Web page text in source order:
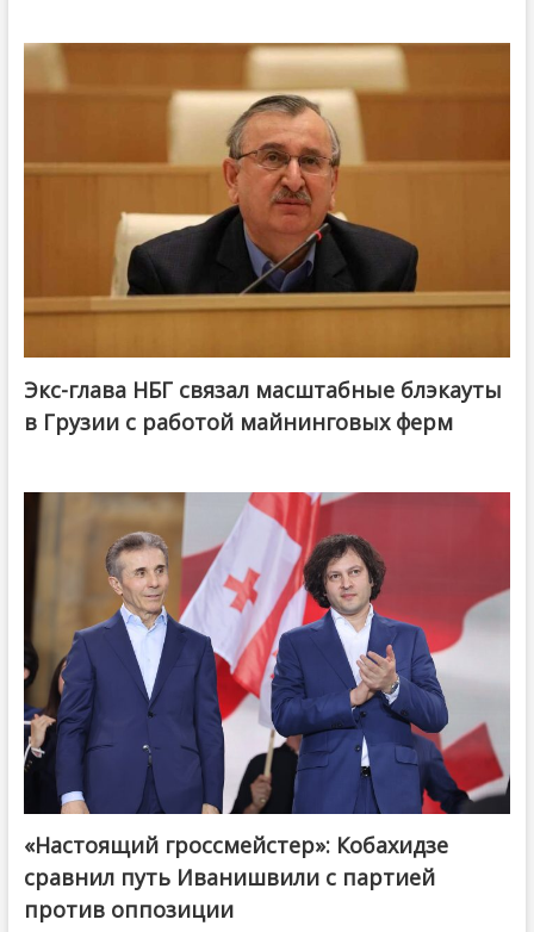
Экс-глава НБГ связал масштабные блэкауты
в Грузии с работой майнинговых ферм
@ქართული ოცნება / Georgian Dream
«Настоящий гроссмейстер»: Кобахидзе
сравнил путь Иванишвили с партией
против оппозиции